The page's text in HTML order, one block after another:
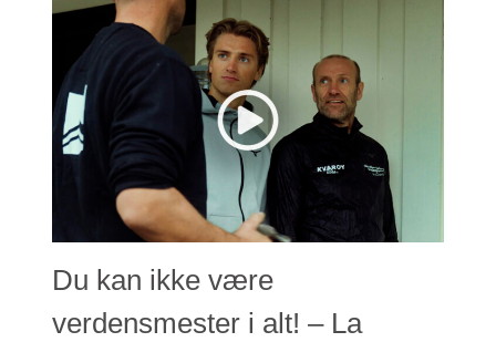
Du kan ikke være
verdensmester i alt! – La